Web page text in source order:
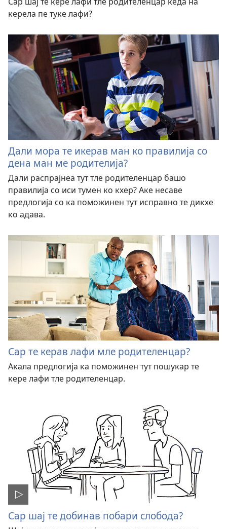
керела пе туке лафи?
Дали мора те икерав ман ко правилија со
дена ман ме родителија?
Дали распрајнеа тут тле родителенцар башо
правилија со иси тумен ко кхер? Аке несаве
предлогија со ка поможинен тут исправно те дикхе
ко адава.
Сар те керав лафи мле родителенцар?
Акала предлогија ка поможинен тут пошукар те
кере лафи тле родителенцар.
Сар шај те добинав побари слобода?